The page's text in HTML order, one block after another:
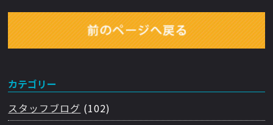
カテゴリー
スタッフブログ (102)